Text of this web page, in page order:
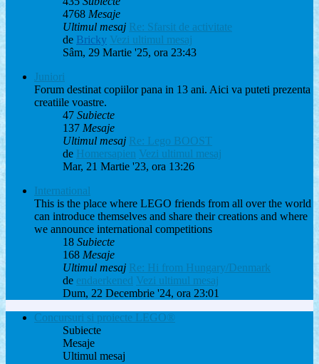
4768 Mesaje
Ultimul mesaj Re: Sfarsit de activitate
de Bricky Vezi ultimul mesaj
Sâm, 29 Martie '25, ora 23:43
Juniori
Forum destinat copiilor pana in 13 ani. Aici va puteti prezenta
creatiile voastre.
47 Subiecte
137 Mesaje
Ultimul mesaj Re: Lego BOOST
de Homersapien Vezi ultimul mesaj
Mar, 21 Martie '23, ora 13:26
International
This is the place where LEGO friends from all over the world
can introduce themselves and share their creations and where
we announce international competitions
18 Subiecte
168 Mesaje
Ultimul mesaj Re: Hi from Hungary/Denmark
de endaerkened Vezi ultimul mesaj
Dum, 22 Decembrie '24, ora 23:01
Concursuri si proiecte LEGO®
Subiecte
Mesaje
Ultimul mesaj